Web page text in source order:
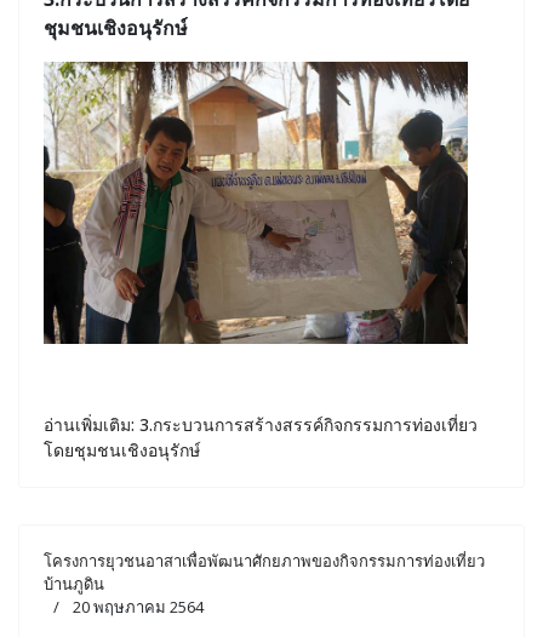
ชุมชนเชิงอนุรักษ์
อ่านเพิ่มเติม: 3.กระบวนการสร้างสรรค์กิจกรรมการท่องเที่ยว
โดยชุมชนเชิงอนุรักษ์
โครงการยุวชนอาสาเพื่อพัฒนาศักยภาพของกิจกรรมการท่องเที่ยว
บ้านภูดิน
20 พฤษภาคม 2564